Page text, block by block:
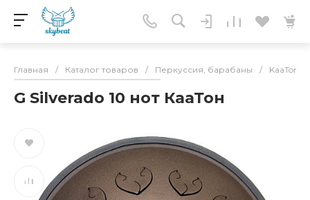
Главная / Каталог товаров / Перкуссия, барабаны /
G Silverado 10 нот КааТон